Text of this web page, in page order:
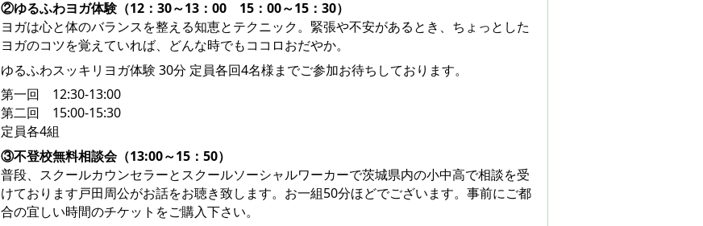
②ゆるふわヨガ体験（12：30～13：00 15：00～15：30）
ヨガは心と体のバランスを整える知恵とテクニック。緊張や不安があるとき、ちょっとした
ヨガのコツを覚えていれば、どんな時でもココロおだやか。
ゆるふわスッキリヨガ体験 30分 定員各回4名様までご参加お待ちしております。
第一回 12:30-13:00
第二回 15:00-15:30
定員各4組
③不登校無料相談会（13:00～15：50）
普段、スクールカウンセラーとスクールソーシャルワーカーで茨城県内の小中高で相談を受
けております戸田周公がお話をお聴き致します。お一組50分ほどでございます。事前にご都
合の宜しい時間のチケットをご購入下さい。